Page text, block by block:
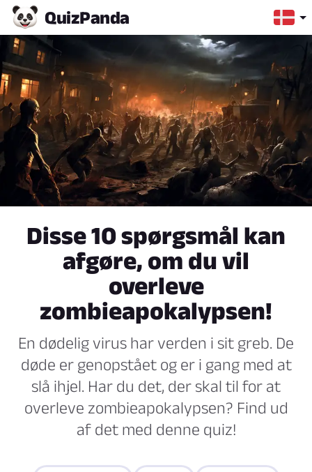
QuizPanda
Disse 10 spørgsmål kan
afgøre, om du vil
overleve
zombieapokalypsen!
En dødelig virus har verden i sit greb. De
døde er genopstået og er i gang med at
slå ihjel. Har du det, der skal til for at
overleve zombieapokalypsen? Find ud
af det med denne quiz!